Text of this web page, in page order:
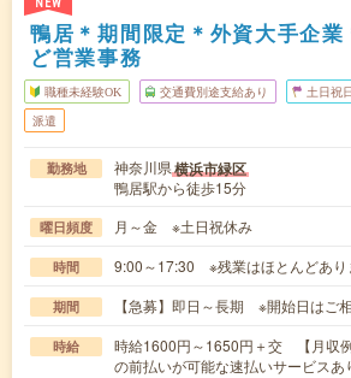
NEW
鴨居＊期間限定＊外資大手企
ど営業事務
職種未経験OK 交通費別途支給あり 土日祝
派遣
勤務地 神奈川県横浜市緑区
鴨居駅から徒歩15分
曜日頻度 月～金 ※土日祝休み
時間 9:00～17:30 ※残業はほとんどあり
期間 【急募】即日～長期 ※開始日はご
時給
時給1600円～1650円＋交 【月収
の前払いが可能な速払いサービスあ